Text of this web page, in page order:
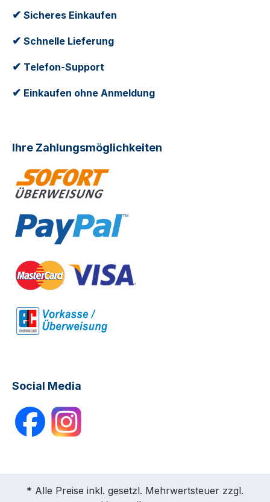
✔ Sicheres Einkaufen
✔ Schnelle Lieferung
✔ Telefon-Support
✔ Einkaufen ohne Anmeldung
Ihre Zahlungsmöglichkeiten
Social Media
* Alle Preise inkl. gesetzl. Mehrwertsteuer zzgl.